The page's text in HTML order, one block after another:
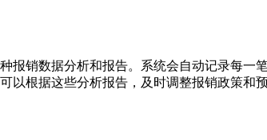
报销数据分析和报告。系统会自动记录每
以根据这些分析报告，及时调整报销政策和